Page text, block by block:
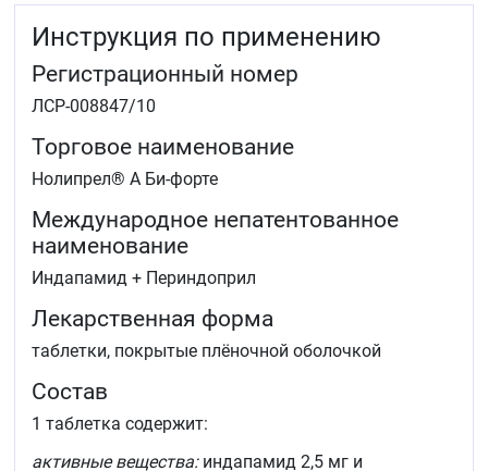
Инструкция по применению
Регистрационный номер
ЛСР-008847/10
Торговое наименование
Нолипрел® А Би-форте
Международное непатентованное
наименование
Индапамид + Периндоприл
Лекарственная форма
таблетки, покрытые плёночной оболочкой
Состав
1 таблетка содержит:
активные вещества:индапамид 2,5 мг и